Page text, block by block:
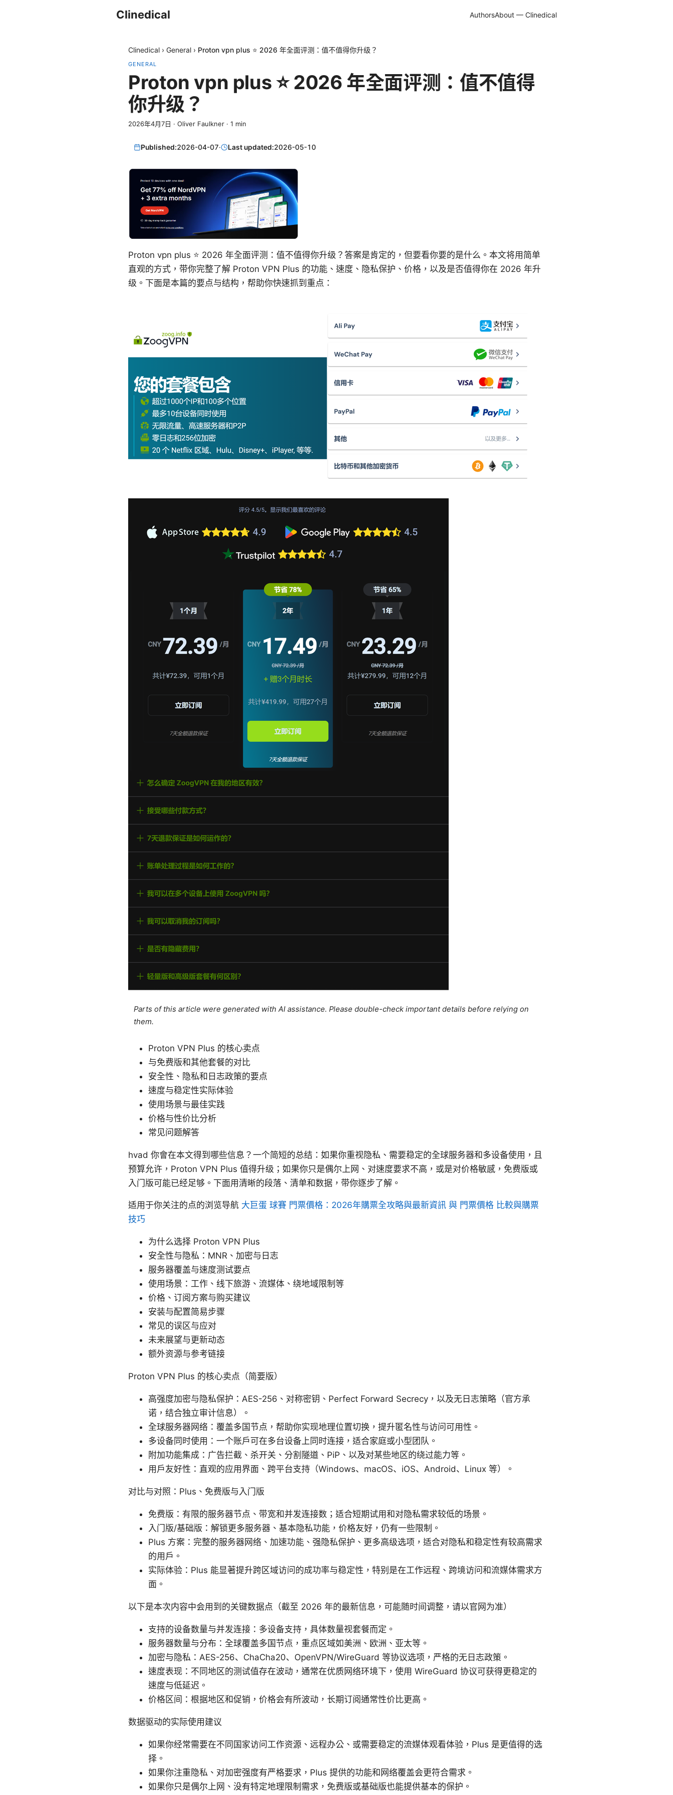
Clinedical AuthorsAbout — Clinedical
Clinedical › General › Proton vpn plus ⭐ 2026 年全面评测：值不值得你升级？
GENERAL
Proton vpn plus ⭐ 2026 年全面评测：值不值得
你升级？
2026年4月7日 · Oliver Faulkner · 1 min
Published:2026-04-07· Last updated:2026-05-10
Proton vpn plus ⭐ 2026 年全面评测：值不值得你升级？答案是肯定的，但要看你要的是什么。本文将用简单
直观的方式，带你完整了解 Proton VPN Plus 的功能、速度、隐私保护、价格，以及是否值得你在 2026 年升
级。下面是本篇的要点与结构，帮助你快速抓到重点：
Parts of this article were generated with AI assistance. Please double-check important details before relying on
them.
Proton VPN Plus 的核心卖点
与免费版和其他套餐的对比
安全性、隐私和日志政策的要点
速度与稳定性实际体验
使用场景与最佳实践
价格与性价比分析
常见问题解答
hvad 你會在本文得到哪些信息？一个简短的总结：如果你重视隐私、需要稳定的全球服务器和多设备使用，且
预算允许，Proton VPN Plus 值得升级；如果你只是偶尔上网、对速度要求不高，或是对价格敏感，免费版或
入门版可能已经足够。下面用清晰的段落、清单和数据，带你逐步了解。
适用于你关注的点的浏览导航 大巨蛋 球賽 門票價格：2026年購票全攻略與最新資訊 與 門票價格 比較與購票
技巧
为什么选择 Proton VPN Plus
安全性与隐私：MNR、加密与日志
服务器覆盖与速度测试要点
使用场景：工作、线下旅游、流媒体、绕地域限制等
价格、订阅方案与购买建议
安装与配置简易步骤
常见的误区与应对
未来展望与更新动态
额外资源与参考链接
Proton VPN Plus 的核心卖点（简要版）
高强度加密与隐私保护：AES-256、对称密钥、Perfect Forward Secrecy，以及无日志策略（官方承
诺，结合独立审计信息）。
全球服务器网络：覆盖多国节点，帮助你实现地理位置切换，提升匿名性与访问可用性。
多设备同时使用：一个账户可在多台设备上同时连接，适合家庭或小型团队。
附加功能集成：广告拦截、杀开关、分割隧道、PiP、以及对某些地区的绕过能力等。
用户友好性：直观的应用界面、跨平台支持（Windows、macOS、iOS、Android、Linux 等）。
对比与对照：Plus、免费版与入门版
免费版：有限的服务器节点、带宽和并发连接数；适合短期试用和对隐私需求较低的场景。
入门版/基础版：解锁更多服务器、基本隐私功能，价格友好，仍有一些限制。
Plus 方案：完整的服务器网络、加速功能、强隐私保护、更多高级选项，适合对隐私和稳定性有较高需求
的用户。
实际体验：Plus 能显著提升跨区域访问的成功率与稳定性，特别是在工作远程、跨境访问和流媒体需求方
面。
以下是本次内容中会用到的关键数据点（截至 2026 年的最新信息，可能随时间调整，请以官网为准）
支持的设备数量与并发连接：多设备支持，具体数量视套餐而定。
服务器数量与分布：全球覆盖多国节点，重点区域如美洲、欧洲、亚太等。
加密与隐私：AES-256、ChaCha20、OpenVPN/WireGuard 等协议选项，严格的无日志政策。
速度表现：不同地区的测试值存在波动，通常在优质网络环境下，使用 WireGuard 协议可获得更稳定的
速度与低延迟。
价格区间：根据地区和促销，价格会有所波动，长期订阅通常性价比更高。
数据驱动的实际使用建议
如果你经常需要在不同国家访问工作资源、远程办公、或需要稳定的流媒体观看体验，Plus 是更值得的选
择。
如果你注重隐私、对加密强度有严格要求，Plus 提供的功能和网络覆盖会更符合需求。
如果你只是偶尔上网、没有特定地理限制需求，免费版或基础版也能提供基本的保护。